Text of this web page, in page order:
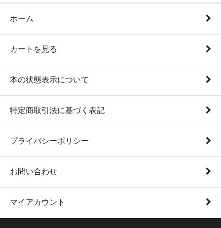
ホーム
カートを見る
本の状態表示について
特定商取引法に基づく表記
プライバシーポリシー
お問い合わせ
マイアカウント